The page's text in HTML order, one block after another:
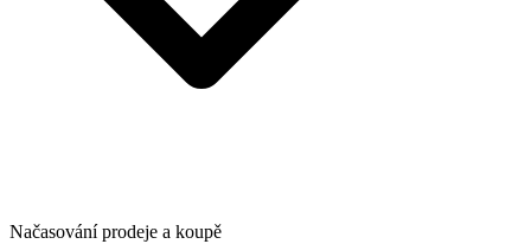
Načasování prodeje a koupě